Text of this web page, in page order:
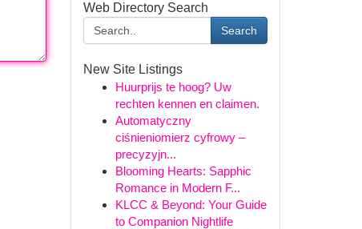
Web Directory Search
Search
New Site Listings
Huurprijs te hoog? Uw
rechten kennen en claimen.
Automatyczny
ciśnieniomierz cyfrowy –
precyzyjn...
Blooming Hearts: Sapphic
Romance in Modern F...
KLCC & Beyond: Your Guide
to Companion Nightlife